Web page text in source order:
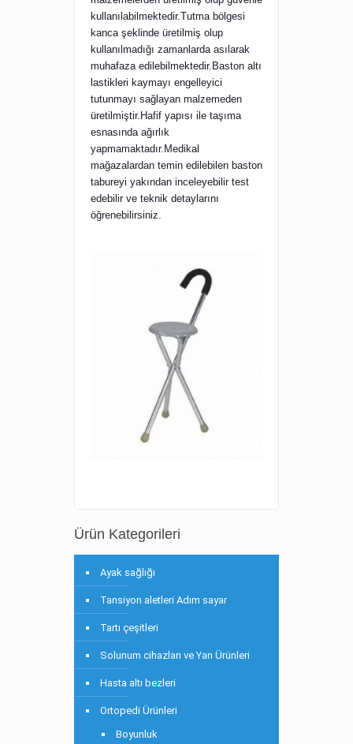
kullanılabilmektedir.Tutma bölgesi
kanca şeklinde üretilmiş olup
kullanılmadığı zamanlarda asılarak
muhafaza edilebilmektedir.Baston altı
lastikleri kaymayı engelleyici
tutunmayı sağlayan malzemeden
üretilmiştir.Hafif yapısı ile taşıma
esnasında ağırlık
yapmamaktadır.Medikal
mağazalardan temin edilebilen baston
tabureyi yakından inceleyebilir test
edebilir ve teknik detaylarını
öğrenebilirsiniz.
Ürün Kategorileri
Ayak sağlığı
Tansiyon aletleri Adım sayar
Tartı çeşitleri
Solunum cihazları ve Yan Ürünleri
Hasta altı bezleri
Ortopedi Ürünleri
Boyunluk